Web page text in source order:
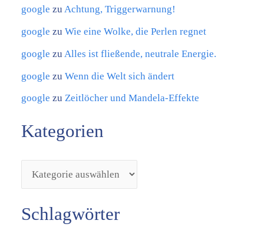
google zuAchtung, Triggerwarnung!
google zuWie eine Wolke, die Perlen regnet
google zu Alles ist fließende, neutrale Energie.
google zuWenn die Welt sich ändert
google zuZeitlöcher und Mandela-Effekte
Kategorien
Schlagwörter